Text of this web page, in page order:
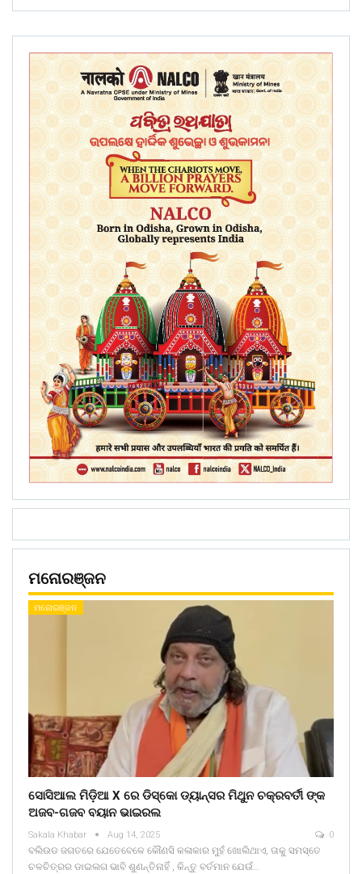
ମନୋରଞ୍ଜନ
ମନୋରଞ୍ଜନ
ସୋସିଆଲ ମିଡ଼ିଆ X ରେ ଡିସ୍କୋ ଡ୍ୟାନ୍ସର ମିଥୁନ ଚକ୍ରବର୍ତୀ ଙ୍କ
ଅଜବ-ଗଜବ ବୟାନ ଭାଇରଲ
Sakala Khabar Aug 14, 2025 0
ବଲିଉଡ ଜଗତରେ ଯେତେବେଳେ କୌଣସି କଳାକାର ମୁହଁ ଖୋଲିଥାଏ, ତାକୁ ସମସ୍ତେ
ଚଳଚିତ୍ରର ଡାଇଲଗ ଭାବି ଶୁଣନ୍ତିନାହିଁ , କିନ୍ତୁ ବର୍ତମାନ ଯେଉଁ…